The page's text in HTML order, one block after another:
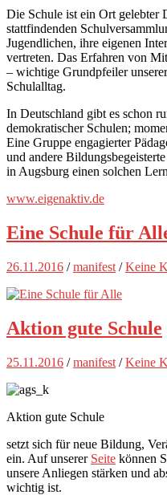
Die Schule ist ein Ort gelebter
stattfindenden
Jugendlichen, ihre eigenen
vertreten. Das Erfahren von
– wichtige Grundpfeiler
Schulalltag.
In Deutschland gibt es schon
demokratischer Schulen;
Eine Gruppe engagierter
und andere
in Augsburg einen solchen
www.eigenaktiv.de
Eine Schule für
26.11.2016 /manifest /Keine
Aktion gute Schule
25.11.2016 /manifest /Keine
Aktion gute Schule
setzt sich für neue Bildung,
ein. Auf unserer Seite können
unsere Anliegen stärken und
wichtig ist.